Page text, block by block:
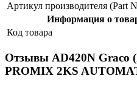
Артикул производителя (Part
Информация о
Код товара
Отзывы AD420N Graco
PROMIX 2KS